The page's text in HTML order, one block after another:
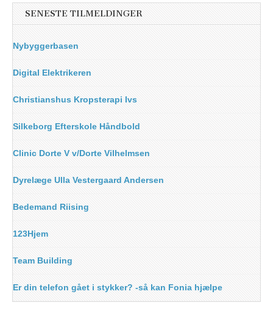
SENESTE TILMELDINGER
Nybyggerbasen
Digital Elektrikeren
Christianshus Kropsterapi Ivs
Silkeborg Efterskole Håndbold
Clinic Dorte V v/Dorte Vilhelmsen
Dyrelæge Ulla Vestergaard Andersen
Bedemand Riising
123Hjem
Team Building
Er din telefon gået i stykker? -så kan Fonia hjælpe